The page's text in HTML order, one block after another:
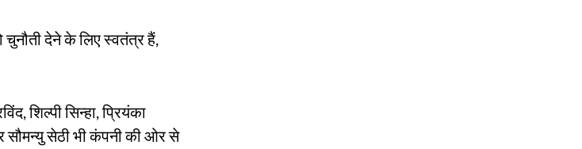
देने के लिए स्वतंत्र हैं,
शिल्पी सिन्हा, प्रियंका
सेठी भी कंपनी की ओर से